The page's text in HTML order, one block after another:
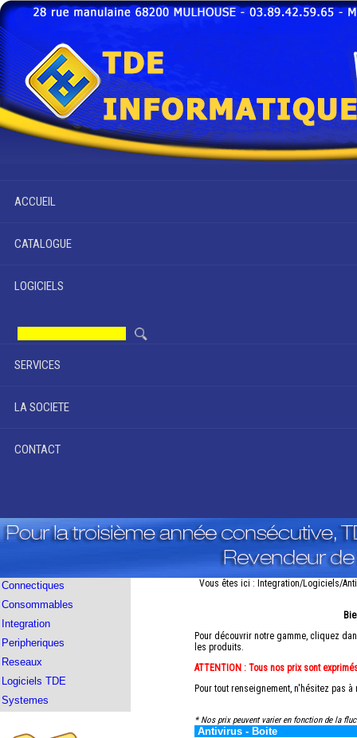
ACCUEIL
CATALOGUE
LOGICIELS
SERVICES
LA SOCIETE
CONTACT
Connectiques
Consommables
Integration
Peripheriques
Reseaux
Logiciels TDE
Systemes
Vous êtes ici : Integration/Logiciels/
Pour découvrir notre gamme, cliquez
les produits.
ATTENTION : Tous nos prix sont
Pour tout renseignement, n'hésitez pas
* Nos prix peuvent varier en fonction de la
Antivirus - Boite